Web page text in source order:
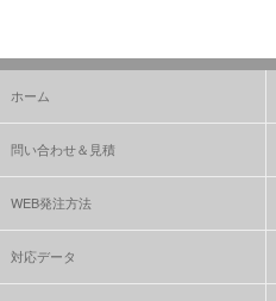
ホーム
問い合わせ＆見積
WEB発注方法
対応データ